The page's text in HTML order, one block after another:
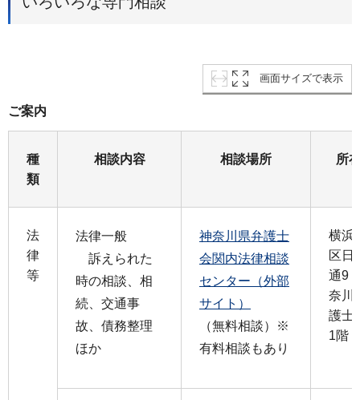
画面サイズで表示
ご案内
種
類
相談内容 相談場所 所
法
律
等
法律一般
訴えられた
時の相談、相
続、交通事
故、債務整理
ほか
神奈川県弁護士
会関内法律相談
センター（外部
サイト）
（無料相談）※
有料相談もあり
横浜
区日
通9
奈川
護士
1階